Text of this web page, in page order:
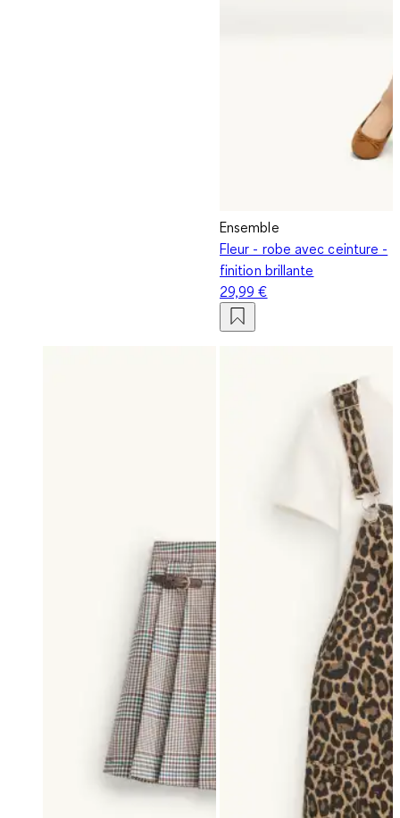
Ensemble
Fleur - robe avec ceinture -
finition brillante
29,99 €